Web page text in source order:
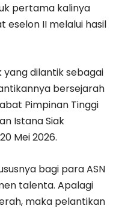
pertama kalinya
eselon II melalui hasil
dilantik sebagai
bersejarah
Pimpinan Tinggi
Istana Siak
Mei 2026.
bagi para ASN
talenta. Apalagi
maka pelantikan